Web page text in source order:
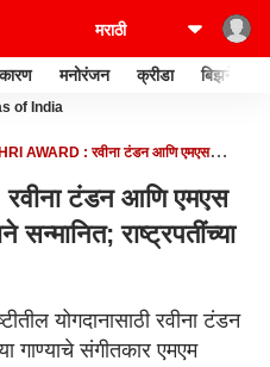
मनोरंजन क्रीडा बिझनेस
of India
AWARD : रवीना टंडन आणि एमएस
टंडन आणि एमएस
सन्मानित; राष्ट्रपतींच्या
योगदानासाठी रवीना टंडन
गाण्याचे संगीतकार एमएम